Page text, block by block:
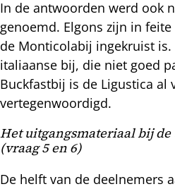
In de antwoorden werd ook
genoemd. Elgons zijn in
de Monticolabij ingekruist is.
italiaanse bij, die niet goed
Buckfastbij is de Ligustica al
vertegenwoordigd.
Het uitgangsmateriaal bij
(vraag 5 en 6)
De helft van de deelnemers